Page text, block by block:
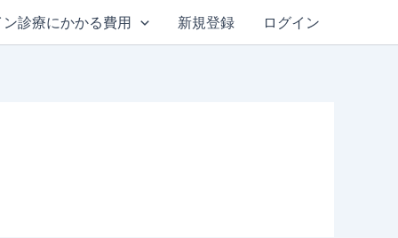
診療にかかる費用 新規登録 ログイン